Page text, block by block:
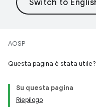
AOSP
Questa pagina è stata utile?
Su questa pagina
Riepilogo